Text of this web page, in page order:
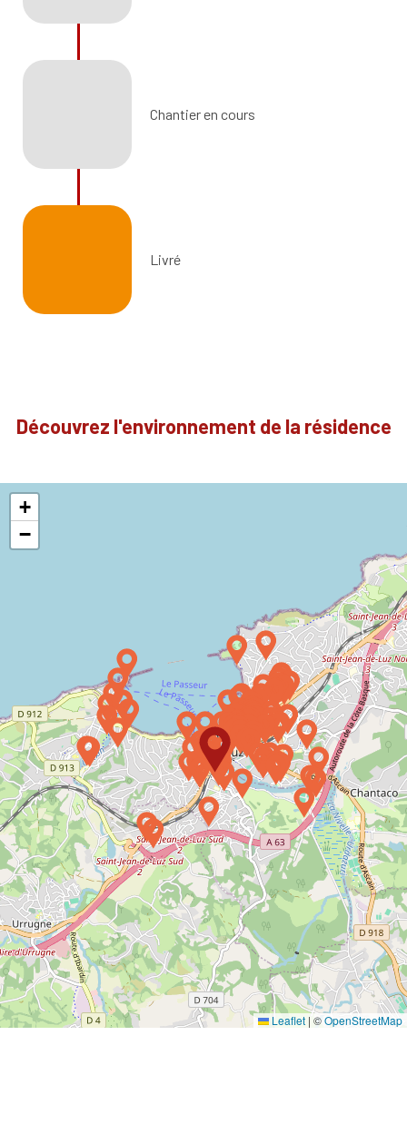
Chantier en cours
Livré
Découvrez l'environnement de la résidence
+
−
Leaflet | ©OpenStreetMap